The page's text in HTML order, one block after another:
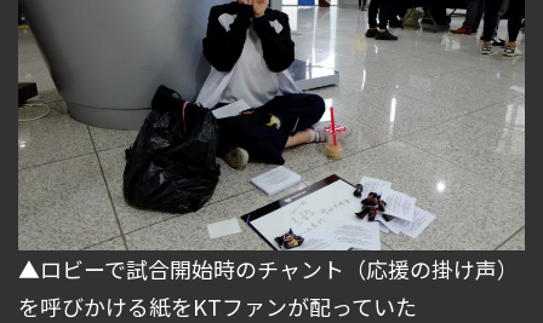
▲ロビーで試合開始時のチャント（応援の掛け声）
を呼びかける紙をKTファンが配っていた